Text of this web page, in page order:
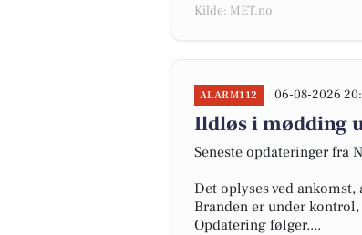
Kilde: MET.no
ALARM112 06-08-2026
Ildløs i mødding
Seneste opdateringer fra
Det oplyses ved
Branden er under
Opdatering følger....